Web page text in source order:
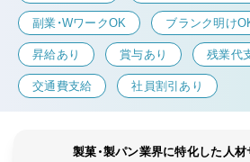
副業・WワークOK ブランク明け
昇給あり 賞与あり 残業代
交通費支給 社員割引あり
製菓・製パン業界に特化した人